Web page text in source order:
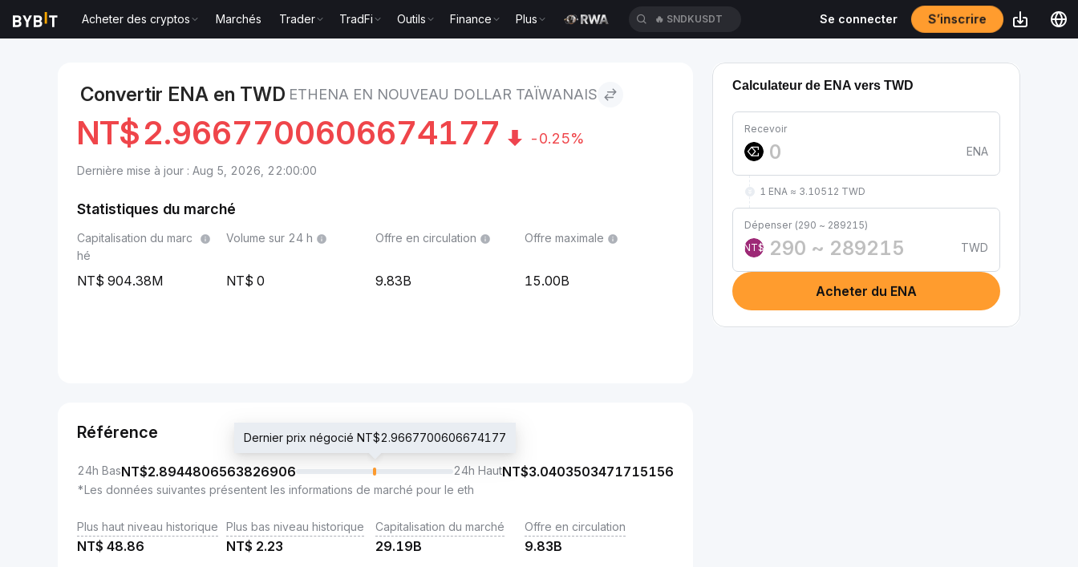
Acheter des cryptos Marchés Trader TradFi Outils Finance Plus 🔥 SNDKUSDT Se connecter S’inscrire
Convertir ENA en TWD ETHENA EN NOUVEAU DOLLAR TAÏWANAIS
NT$2.9667700606674177 -0.25%
Dernière mise à jour : Aug 5, 2026, 22:00:00
Statistiques du marché
Capitalisation du marc
hé
904.38M
Volume sur 24 h
0
Offre en circulation
9.83B
Offre maximale
15.00B
Référence
24h BasNT$2.8944806563826906
Dernier prix négocié NT$2.9667700606674177
24h HautNT$3.0403503471715156
*Les données suivantes présentent les informations de marché pour le eth
Plus haut niveau historique
NT$ 48.86
Plus bas niveau historique
NT$ 2.23
Capitalisation du marché
29.19B
Offre en circulation
9.83B
Calculateur de ENA vers TWD
Recevoir
ENA
1 ENA ≈ 3.10512 TWD
Dépenser (290 ~ 289215)
NT$
TWD
Acheter du ENA